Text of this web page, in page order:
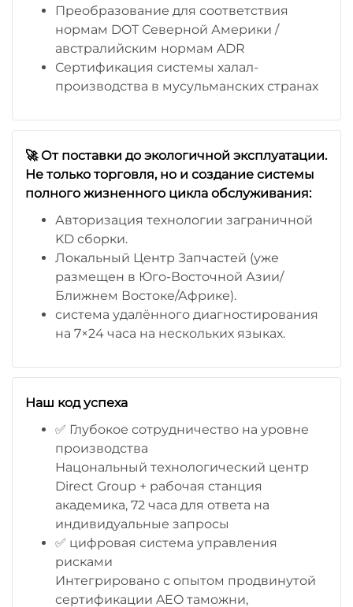
Преобразование для соответствия
нормам DOT Северной Америки /
австралийским нормам ADR
Сертификация системы халал-
производства в мусульманских странах
🚀 От поставки до экологичной эксплуатации.
Не только торговля, но и создание системы
полного жизненного цикла обслуживания:
Авторизация технологии заграничной
KD сборки.
Локальный Центр Запчастей (уже
размещен в Юго-Восточной Азии/
Ближнем Востоке/Африке).
система удалённого диагностирования
на 7×24 часа на нескольких языках.
Наш код успеха
✅ Глубокое сотрудничество на уровне
производства
Нацональный технологический центр
Direct Group + рабочая станция
академика, 72 часа для ответа на
индивидуальные запросы
✅ цифровая система управления
рисками
Интегрировано с опытом продвинутой
сертификации AEO таможни,